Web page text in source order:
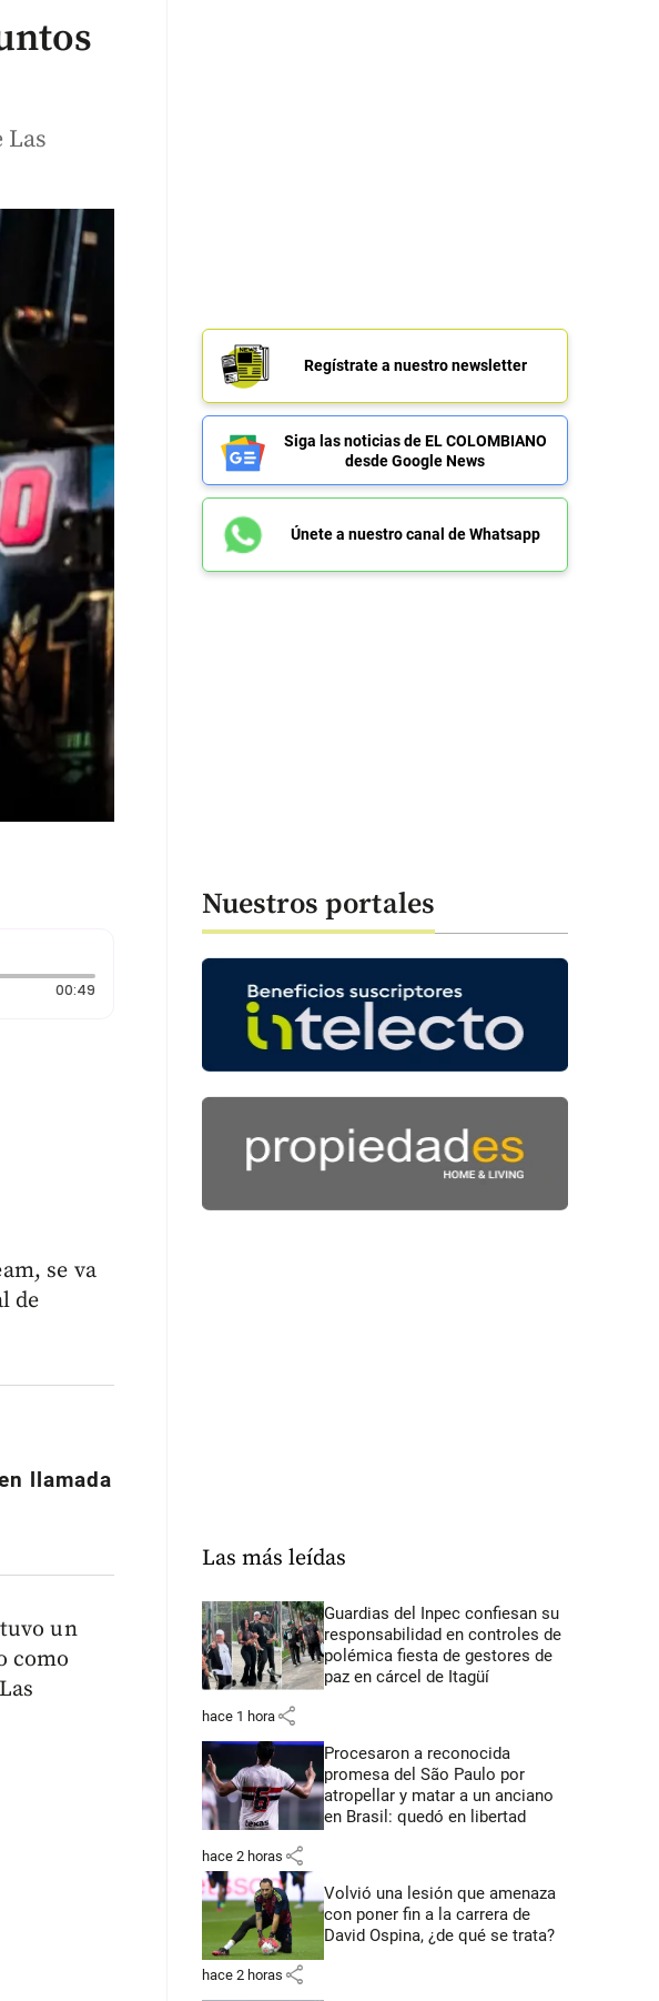
Las
00:49Duración: 49 segundos
se va
de
llamada
un
como
Regístrate a nuestro newsletter
Siga las noticias de EL COLOMBIANO
desde Google News
Únete a nuestro canal de Whatsapp
Nuestros portales
Las más leídas
Guardias del Inpec confiesan su
responsabilidad en controles de
polémica fiesta de gestores de
paz en cárcel de Itagüí
hace 1 hora share
Procesaron a reconocida
promesa del São Paulo por
atropellar y matar a un anciano
en Brasil: quedó en libertad
hace 2 horas share
Volvió una lesión que amenaza
con poner fin a la carrera de
David Ospina, ¿de qué se trata?
hace 2 horas share